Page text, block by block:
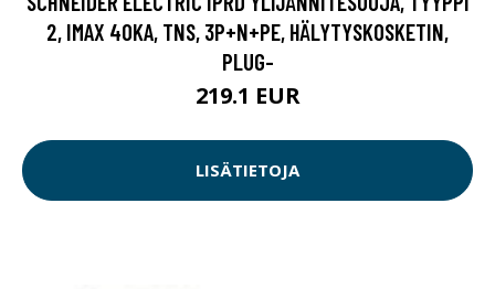
2, IMAX 40KA, TNS, 3P+N+PE, HÄLYTYSKOSKETIN,
PLUG-
219.1 EUR
LISÄTIETOJA